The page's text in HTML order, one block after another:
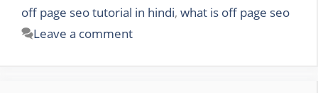
off page seo tutorial in hindi, what is off page seo
Leave a comment